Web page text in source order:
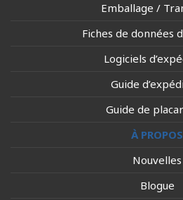
Emballage /
Fiches de données
Logiciels
Guide
Guide de
À PROPOS
Nouvelles
Blogue